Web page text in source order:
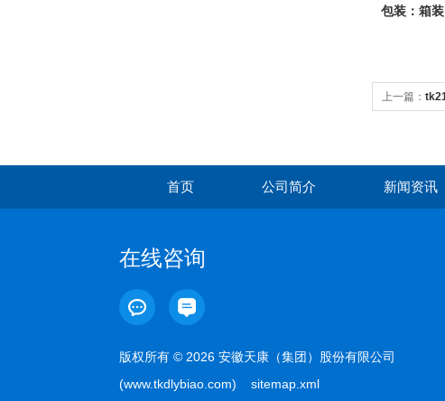
包装：箱
上一篇：
首页 公司简介 新闻资讯
在线咨询
版权所有 © 2026 安徽天康（集团）股份有限公司
(www.tkdlybiao.com) sitemap.xml